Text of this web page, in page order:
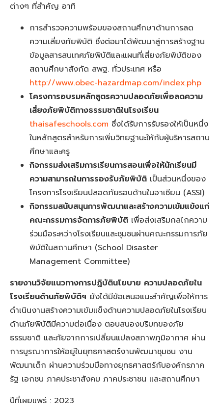
ต่างๆ ที่สำคัญ อาทิ
การสำรวจความพร้อมของสถานศึกษาด้านการลด
ความเสี่ยงภัยพิบัติ ซึ่งต่อมาได้พัฒนาสู่การสร้างฐาน
ข้อมูลสารสนเทศภัยพิบัติและแผนที่เสี่ยงภัยพิบัติของ
สถานศึกษาสังกัด สพฐ. ทั่วประเทศ หรือ
http://www.obec-hazardmap.com/index.php
โครงการอบรมหลักสูตรความปลอดภัยเพื่อลดความ
เสี่ยงภัยพิบัติทางธรรมชาติในโรงเรียน
thaisafeschools.com ซึ่งได้รับการรับรองให้เป็นหนึ่ง
ในหลักสูตรสำหรับการเพิ่มวิทยฐานะให้กับผู้บริหารสถาน
ศึกษาและครู
กิจกรรมส่งเสริมการเรียนการสอนเพื่อให้นักเรียนมี
ความสามารถในการรองรับภัยพิบัติ เป็นส่วนหนึ่งของ
โครงการโรงเรียนปลอดภัยรอบด้านในอาเซียน (ASSI)
กิจกรรมสนับสนุนการพัฒนาและสร้างความเข้มแข้งแก่
คณะกรรมการจัดการภัยพิบัติ เพื่อส่งเสริมกลไกความ
ร่วมมือระหว่างโรงเรียนและชุมชนผ่านคณะกรรมการภัย
พิบัติในสถานศึกษา (School Disaster
Management Committee)
รายงานวิจัยแนวทางการปฏิบัตินโยบาย ความปลอดภัยใน
โรงเรียนด้านภัยพิบัติฯ ยังได้มีข้อเสนอแนะสำคัญเพื่อให้การ
ดำเนินงานสร้างความเข้มแข็งด้านความปลอดภัยในโรงเรียน
ด้านภัยพิบัติมีความต่อเนื่อง ตอบสนองบริบทของภัย
ธรรมชาติ และภัยจากการเปลี่ยนแปลงสภาพภูมิอากาศ ผ่าน
การบูรณาการให้อยู่ในยุทธศาสตร์งานพัฒนาชุมชน งาน
พัฒนาเด็ก ผ่านความร่วมมือทางยุทธศาสตร์กับองค์กรภาค
รัฐ เอกชน ภาคประชาสังคม ภาคประชาชน และสถานศึกษา
ปีที่เผยแพร่ : 2023